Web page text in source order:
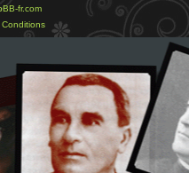
fr.com
Conditions